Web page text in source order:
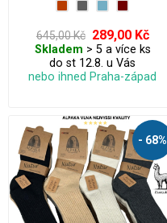
alpaka vlny s tradičním norským
chladné zimní večery i jako
stylový vánoční dárek. Zaručené
teplo a pohodlí!
645,00 Kč 289,00 Kč
Skladem > 5 a více ks
do st 12.8. u Vás
nebo ihned Praha-západ
- 68%